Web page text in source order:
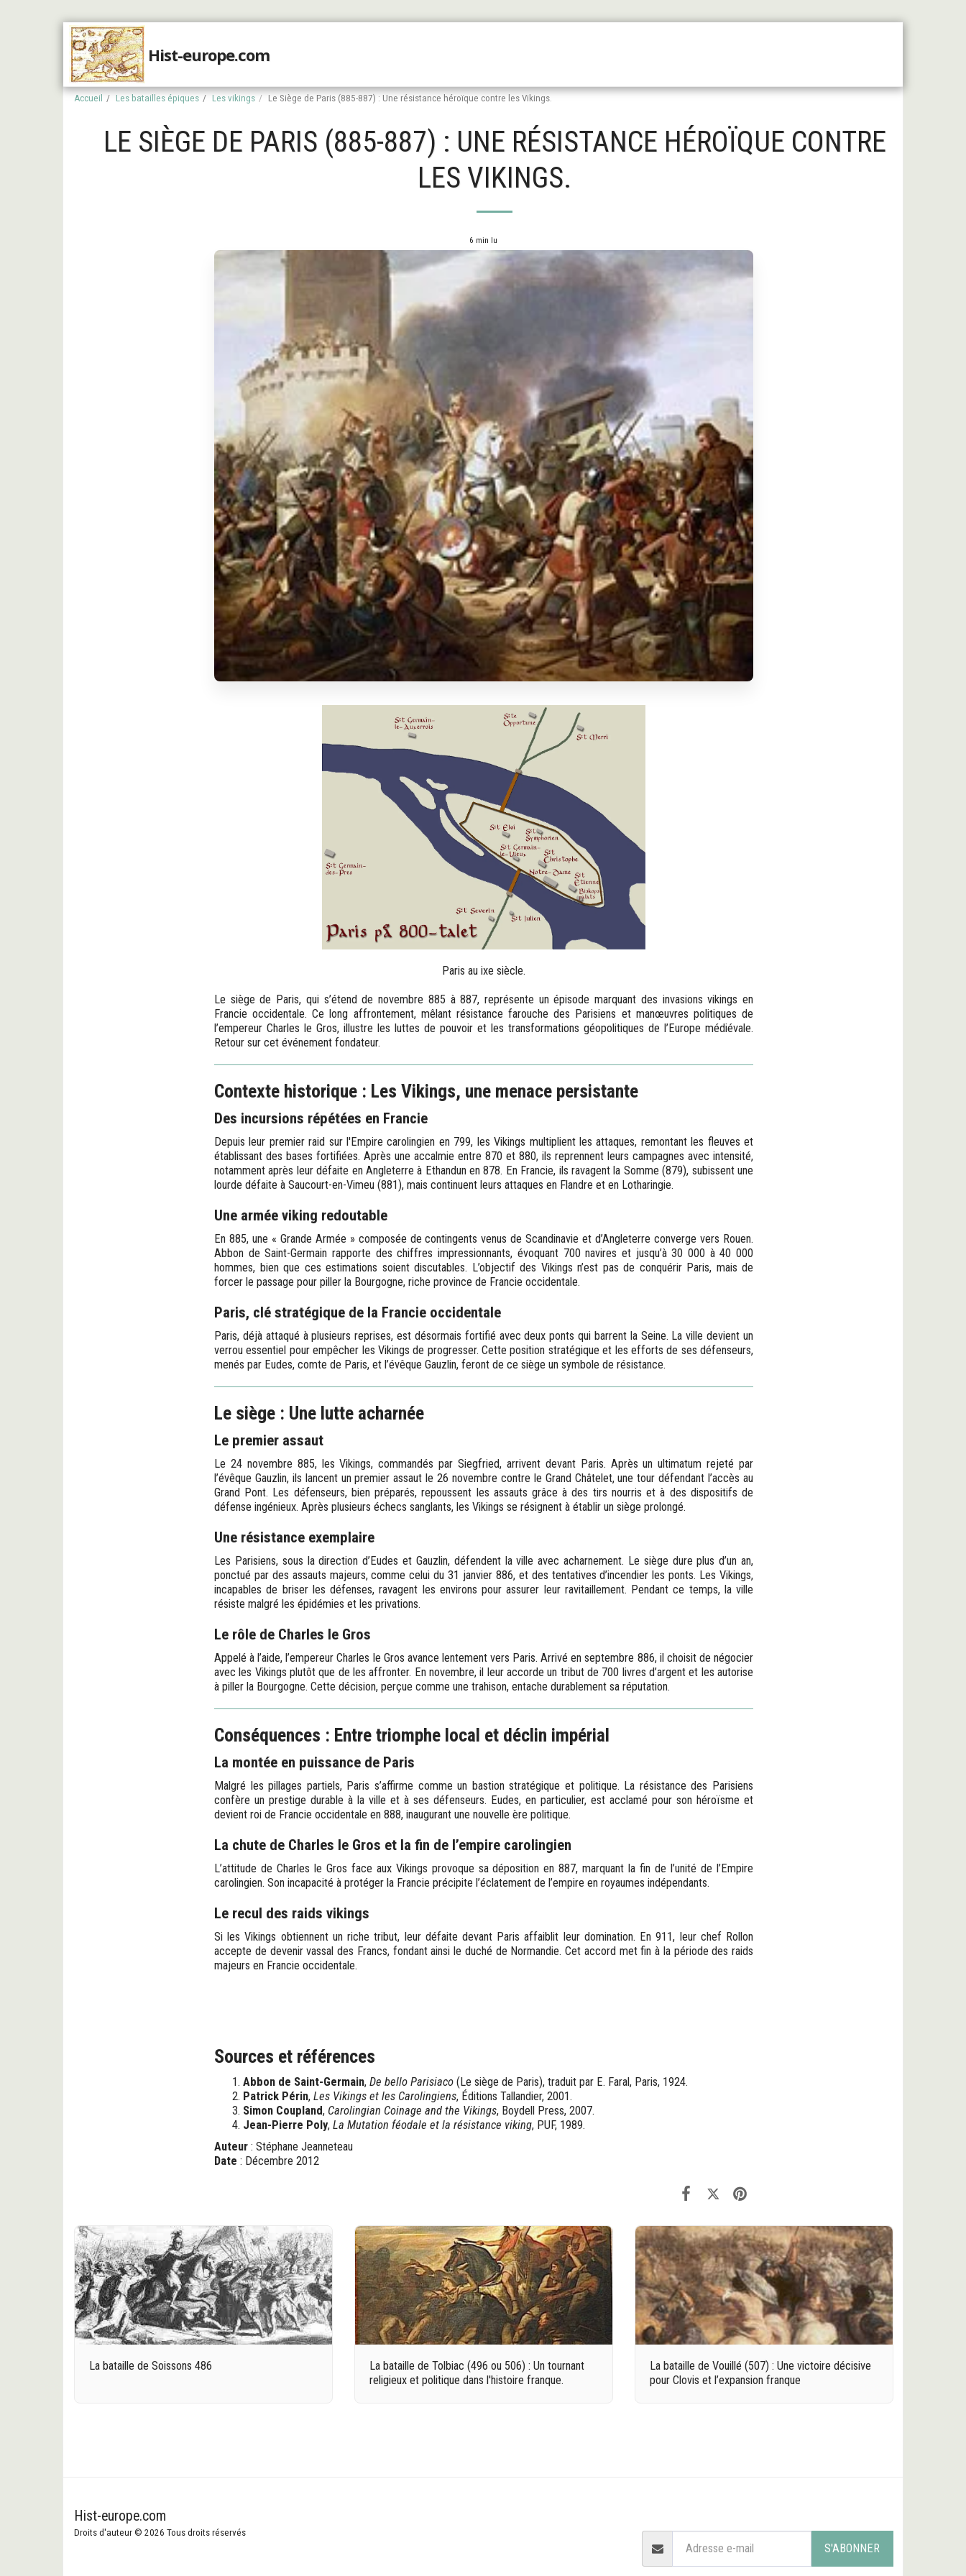
Hist-europe.com
Accueil Les batailles épiques Les vikings Le Siège de Paris (885-887) : Une résistance héroïque contre les Vikings.
LE SIÈGE DE PARIS (885-887) : UNE RÉSISTANCE HÉROÏQUE CONTRE
LES VIKINGS.
6 min lu
Paris au ixe siècle.
Le siège de Paris, qui s’étend de novembre 885 à 887, représente un épisode marquant des invasions vikings en
Francie occidentale. Ce long affrontement, mêlant résistance farouche des Parisiens et manœuvres politiques de
l’empereur Charles le Gros, illustre les luttes de pouvoir et les transformations géopolitiques de l’Europe médiévale.
Retour sur cet événement fondateur.
Contexte historique : Les Vikings, une menace persistante
Des incursions répétées en Francie
Depuis leur premier raid sur l'Empire carolingien en 799, les Vikings multiplient les attaques, remontant les fleuves et
établissant des bases fortifiées. Après une accalmie entre 870 et 880, ils reprennent leurs campagnes avec intensité,
notamment après leur défaite en Angleterre à Ethandun en 878. En Francie, ils ravagent la Somme (879), subissent une
lourde défaite à Saucourt-en-Vimeu (881), mais continuent leurs attaques en Flandre et en Lotharingie.
Une armée viking redoutable
En 885, une « Grande Armée » composée de contingents venus de Scandinavie et d’Angleterre converge vers Rouen.
Abbon de Saint-Germain rapporte des chiffres impressionnants, évoquant 700 navires et jusqu’à 30 000 à 40 000
hommes, bien que ces estimations soient discutables. L’objectif des Vikings n’est pas de conquérir Paris, mais de
forcer le passage pour piller la Bourgogne, riche province de Francie occidentale.
Paris, clé stratégique de la Francie occidentale
Paris, déjà attaqué à plusieurs reprises, est désormais fortifié avec deux ponts qui barrent la Seine. La ville devient un
verrou essentiel pour empêcher les Vikings de progresser. Cette position stratégique et les efforts de ses défenseurs,
menés par Eudes, comte de Paris, et l’évêque Gauzlin, feront de ce siège un symbole de résistance.
Le siège : Une lutte acharnée
Le premier assaut
Le 24 novembre 885, les Vikings, commandés par Siegfried, arrivent devant Paris. Après un ultimatum rejeté par
l’évêque Gauzlin, ils lancent un premier assaut le 26 novembre contre le Grand Châtelet, une tour défendant l’accès au
Grand Pont. Les défenseurs, bien préparés, repoussent les assauts grâce à des tirs nourris et à des dispositifs de
défense ingénieux. Après plusieurs échecs sanglants, les Vikings se résignent à établir un siège prolongé.
Une résistance exemplaire
Les Parisiens, sous la direction d’Eudes et Gauzlin, défendent la ville avec acharnement. Le siège dure plus d’un an,
ponctué par des assauts majeurs, comme celui du 31 janvier 886, et des tentatives d’incendier les ponts. Les Vikings,
incapables de briser les défenses, ravagent les environs pour assurer leur ravitaillement. Pendant ce temps, la ville
résiste malgré les épidémies et les privations.
Le rôle de Charles le Gros
Appelé à l’aide, l’empereur Charles le Gros avance lentement vers Paris. Arrivé en septembre 886, il choisit de négocier
avec les Vikings plutôt que de les affronter. En novembre, il leur accorde un tribut de 700 livres d’argent et les autorise
à piller la Bourgogne. Cette décision, perçue comme une trahison, entache durablement sa réputation.
Conséquences : Entre triomphe local et déclin impérial
La montée en puissance de Paris
Malgré les pillages partiels, Paris s’affirme comme un bastion stratégique et politique. La résistance des Parisiens
confère un prestige durable à la ville et à ses défenseurs. Eudes, en particulier, est acclamé pour son héroïsme et
devient roi de Francie occidentale en 888, inaugurant une nouvelle ère politique.
La chute de Charles le Gros et la fin de l’empire carolingien
L’attitude de Charles le Gros face aux Vikings provoque sa déposition en 887, marquant la fin de l’unité de l’Empire
carolingien. Son incapacité à protéger la Francie précipite l’éclatement de l’empire en royaumes indépendants.
Le recul des raids vikings
Si les Vikings obtiennent un riche tribut, leur défaite devant Paris affaiblit leur domination. En 911, leur chef Rollon
accepte de devenir vassal des Francs, fondant ainsi le duché de Normandie. Cet accord met fin à la période des raids
majeurs en Francie occidentale.
Sources et références
Abbon de Saint-Germain, De bello Parisiaco (Le siège de Paris), traduit par E. Faral, Paris, 1924.
Patrick Périn, Les Vikings et les Carolingiens, Éditions Tallandier, 2001.
Simon Coupland, Carolingian Coinage and the Vikings, Boydell Press, 2007.
Jean-Pierre Poly, La Mutation féodale et la résistance viking, PUF, 1989.
Auteur : Stéphane Jeanneteau
Date : Décembre 2012
La bataille de Soissons 486
La bataille de Tolbiac (496 ou 506) : Un tournant
religieux et politique dans l'histoire franque.
La bataille de Vouillé (507) : Une victoire décisive
pour Clovis et l’expansion franque
Hist-europe.com
Droits d'auteur © 2026 Tous droits réservés
S'ABONNER